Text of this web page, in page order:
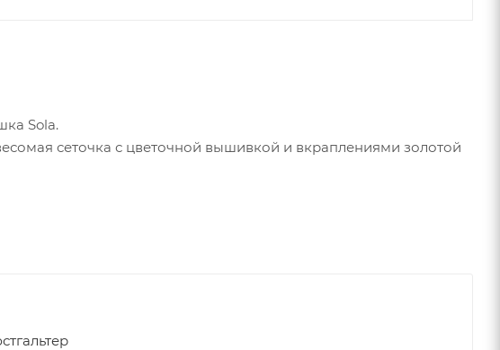
Sola.
сеточка с цветочной вышивкой и вкраплениями золотой